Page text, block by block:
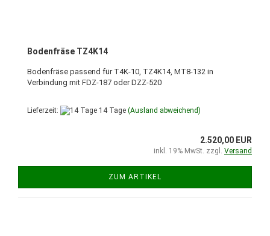
Bodenfräse TZ4K14
Bodenfräse passend für T4K-10, TZ4K14, MT8-132 in
Verbindung mit FDZ-187 oder DZZ-520
Lieferzeit: 14 Tage (Ausland abweichend)
2.520,00 EUR
inkl. 19% MwSt. zzgl. Versand
ZUM ARTIKEL